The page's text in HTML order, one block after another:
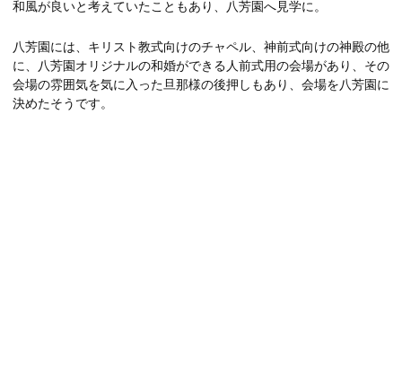
和風が良いと考えていたこともあり、八芳園へ見学に。
八芳園には、キリスト教式向けのチャペル、神前式向けの神殿の他
に、八芳園オリジナルの和婚ができる人前式用の会場があり、その
会場の雰囲気を気に入った旦那様の後押しもあり、会場を八芳園に
決めたそうです。